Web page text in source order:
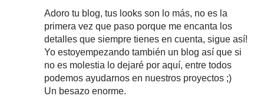
Adoro tu blog, tus looks son lo más, no es la
primera vez que paso porque me encanta los
detalles que siempre tienes en cuenta, sigue así!
Yo estoyempezando también un blog así que si
no es molestia lo dejaré por aquí, entre todos
podemos ayudarnos en nuestros proyectos ;)
Un besazo enorme.